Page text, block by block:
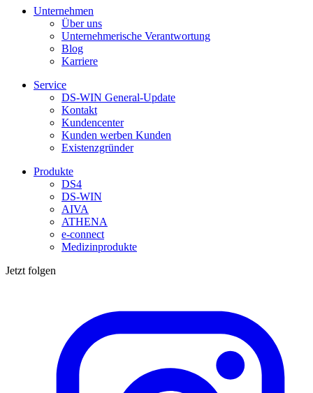
Unternehmen
Über uns
Unternehmerische Verantwortung
Blog
Karriere
Service
DS-WIN General-Update
Kontakt
Kundencenter
Kunden werben Kunden
Existenzgründer
Produkte
DS4
DS-WIN
AIVA
ATHENA
e-connect
Medizinprodukte
Jetzt folgen